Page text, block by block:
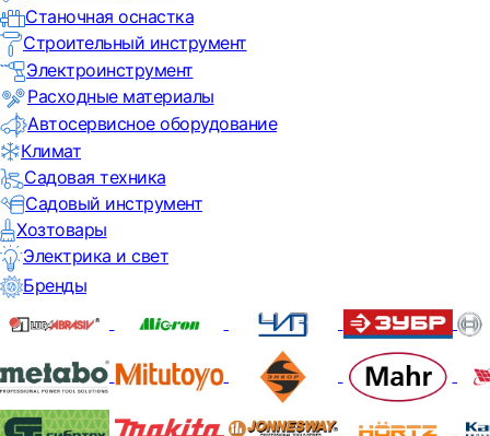
Станочная оснастка
Строительный инструмент
Электроинструмент
Расходные материалы
Автосервисное оборудование
Климат
Садовая техника
Садовый инструмент
Хозтовары
Электрика и свет
Бренды